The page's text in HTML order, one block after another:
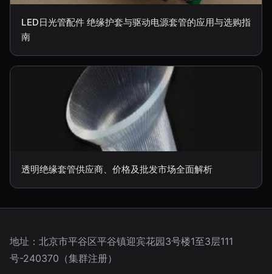
LED日光管配件 绝缘护套与驱动电源套管的应用与选购指
南
透明绝缘套管供应商、价格及批发市场全面解析
地址：北京市平谷区平谷镇迎宾花园3号楼1至3层111
号-240370（集群注册）